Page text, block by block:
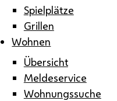
Spielplätze
Grillen
Wohnen
Übersicht
Meldeservice
Wohnungssuche